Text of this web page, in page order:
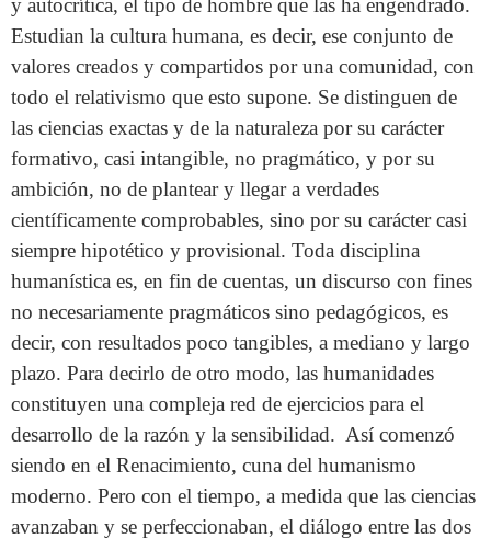
y autocrítica, el tipo de hombre que las ha engendrado.
Estudian la cultura humana, es decir, ese conjunto de
valores creados y compartidos por una comunidad, con
todo el relativismo que esto supone. Se distinguen de
las ciencias exactas y de la naturaleza por su carácter
formativo, casi intangible, no pragmático, y por su
ambición, no de plantear y llegar a verdades
científicamente comprobables, sino por su carácter casi
siempre hipotético y provisional. Toda disciplina
humanística es, en fin de cuentas, un discurso con fines
no necesariamente pragmáticos sino pedagógicos, es
decir, con resultados poco tangibles, a mediano y largo
plazo. Para decirlo de otro modo, las humanidades
constituyen una compleja red de ejercicios para el
desarrollo de la razón y la sensibilidad. Así comenzó
siendo en el Renacimiento, cuna del humanismo
moderno. Pero con el tiempo, a medida que las ciencias
avanzaban y se perfeccionaban, el diálogo entre las dos